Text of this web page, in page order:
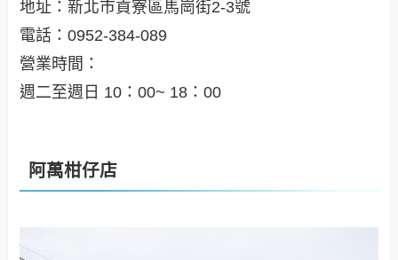
地址：新北市貢寮區馬崗街2-3號
電話：0952-384-089
營業時間：
週二至週日 10：00~ 18：00
阿萬柑仔店